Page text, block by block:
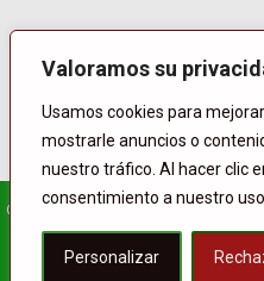
Valoramos su
Usamos cookies para
mostrarle anuncios o
nuestro tráfico. Al hacer clic
consentimiento a nuestro uso
Personalizar
© Copyright Lasvocesdelpueblo
Homepage POLÍTICA ESPAÑA